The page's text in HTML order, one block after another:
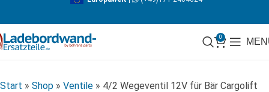
0
Start » Shop » Ventile » 4/2 Wegeventil 12V für Bär Cargolift